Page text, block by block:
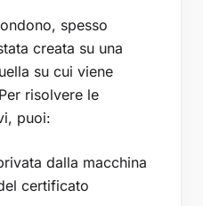
spesso
creata su una
su cui viene
risolvere le
puoi:
dalla macchina
certificato